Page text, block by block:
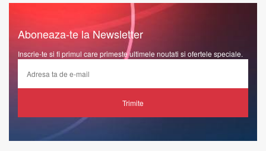
Aboneaza-te la Newsletter
Inscrie-te si fi primul care primeste ultimele noutati si ofertele speciale.
Trimite